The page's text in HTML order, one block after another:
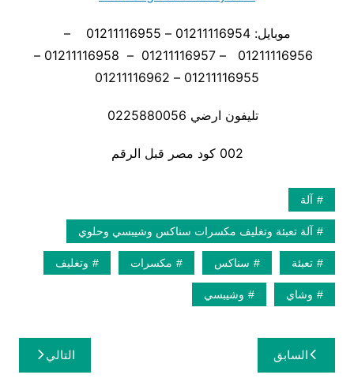
موبايل: 01211116954 – 01211116955 –
01211116956 – 01211116957 – 01211116958 –
01211116955 – 01211116962
تليفون ارضي 0225880056
002 كود مصر قبل الرقم
آلة
آلة تعبئة وتغليف مكسرات سناكس وشيبسي وحلوي
تعبئة سناكس مكسرات وتغليف
وشاي وشيبسي
تصفّح
المقالات
السابق التالي